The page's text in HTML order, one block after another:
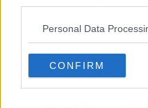
Personal Data
CONFIRM
NickLidstrom
Medlem
Detta är det prisvärdaste